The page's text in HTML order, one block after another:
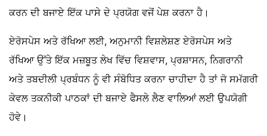
ਕਰਨ ਦੀ ਬਜਾਏ ਇੱਕ ਪਾਸੇ ਦੇ ਪ੍ਰਯੋਗ ਵਜੋਂ ਪੇਸ਼ ਕਰਨਾ ਹੈ।
ਏਰੋਸਪੇਸ ਅਤੇ ਰੱਖਿਆ ਲਈ, ਅਨੁਮਾਨੀ ਵਿਸ਼ਲੇਸ਼ਣ ਏਰੋਸਪੇਸ ਅਤੇ
ਰੱਖਿਆ ਉੱਤੇ ਇੱਕ ਮਜ਼ਬੂਤ ​​ਲੇਖ ਵਿੱਚ ਵਿਸ਼ਵਾਸ, ਪ੍ਰਸ਼ਾਸਨ, ਨਿਗਰਾਨੀ
ਅਤੇ ਤਬਦੀਲੀ ਪ੍ਰਬੰਧਨ ਨੂੰ ਵੀ ਸੰਬੋਧਿਤ ਕਰਨਾ ਚਾਹੀਦਾ ਹੈ ਤਾਂ ਜੋ ਸਮੱਗਰੀ
ਕੇਵਲ ਤਕਨੀਕੀ ਪਾਠਕਾਂ ਦੀ ਬਜਾਏ ਫੈਸਲੇ ਲੈਣ ਵਾਲਿਆਂ ਲਈ ਉਪਯੋਗੀ
ਹੋਵੇ।